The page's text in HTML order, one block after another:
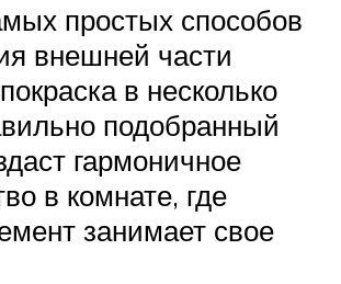
простых способов
внешней части
в несколько
подобранный
гармоничное
в комнате, где
занимает свое